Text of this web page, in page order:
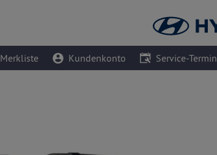
Merkliste Kundenkonto Service-Termin